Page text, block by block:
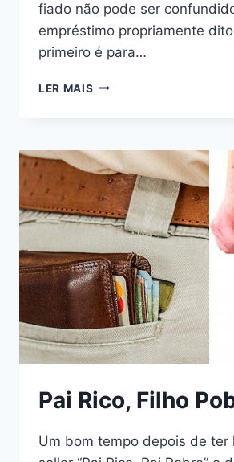
fiado não pode ser
empréstimo propriamente
primeiro é para…
LER MAIS
Pai Rico, Filho
Um bom tempo depois de